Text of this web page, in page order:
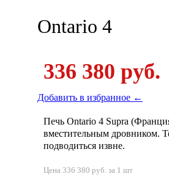
Ontario 4
336 380 руб.
Добавить в избранное ←
Печь Ontario 4 Supra
вместительным дровником.
подводиться извне.
Цена 336 380 руб. за 1 шт